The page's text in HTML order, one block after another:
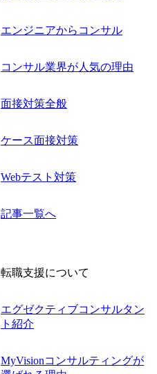
エンジニアからコンサル
コンサル業界が人気の理由
面接対策全般
ケース面接対策
Webテスト対策
記事一覧へ
転職支援について
エグゼクティブコンサルタン
ト紹介
MyVisionコンサルティングが